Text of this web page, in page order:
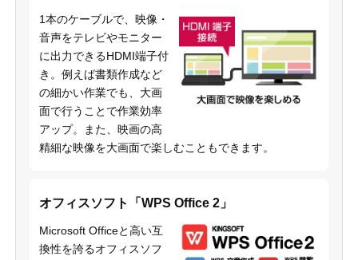
1本のケーブルで、映像・
音声をテレビやモニター
に出力できるHDMI端子付
き。例えば書類作成など
の細かい作業でも、大画
面で行うことで作業効率
アップ。また、映画の高
精細な映像を大画面で楽しむこともできます。
オフィスソフト「WPS Office 2」
Microsoft Officeと高い互
換性を誇るオフィスソフ